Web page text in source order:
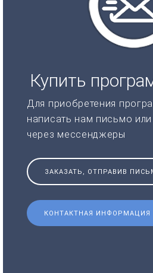
Купить
Для приобретения
написать нам письмо
через мессенджеры
ЗАКАЗАТЬ, ОТПРАВИВ
КОНТАКТНАЯ ИНФОРМАЦИЯ